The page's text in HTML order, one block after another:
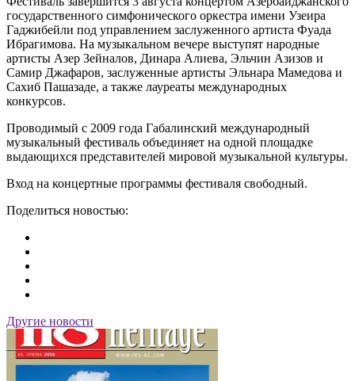
государственного симфонического оркестра имени Узеира
Гаджибейли под управлением заслуженного артиста Фуада
Ибрагимова. На музыкальном вечере выступят народные
артисты Азер Зейналов, Динара Алиева, Эльчин Азизов и
Самир Джафаров, заслуженные артисты Эльнара Мамедова и
Сахиб Пашазаде, а также лауреаты международных
конкурсов.
Проводимый с 2009 года Габалинский международный
музыкальный фестиваль объединяет на одной площадке
выдающихся представителей мировой музыкальной культуры.
Вход на концертные программы фестиваля свободный.
Поделиться новостью:
Другие новости